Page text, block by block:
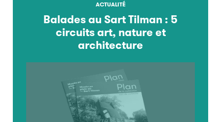
ACTUALITÉ
Balades au Sart Tilman : 5
circuits art, nature et
architecture